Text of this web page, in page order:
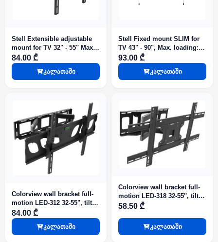
Stell Extensible adjustable
mount for TV 32" - 55" Max.
loading: 35 kg SHO 4600
84.00 ₾
კალათაში
Stell Fixed mount SLIM for
TV 43" - 90", Max. loading:
75 kg
93.00 ₾
კალათაში
Colorview wall bracket full-
motion LED-312 32-55", tilt
+/-15°, swivel 180°, wall
distance 50-420mm, Vesa
700/450mm, max support
40KG
84.00 ₾
კალათაში
Colorview wall bracket full-
motion LED-318 32-55'', tilt:
0-15°, swivel 180°, wall
Vesa600/400mm, max
support 68KG
58.50 ₾
კალათაში